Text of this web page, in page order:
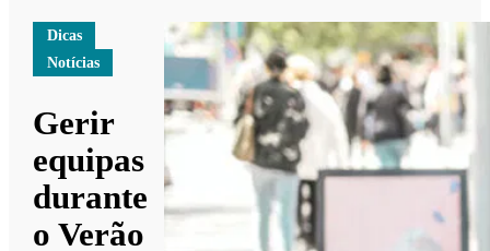
Dicas
Notícias
Gerir
equipas
durante
o Verão